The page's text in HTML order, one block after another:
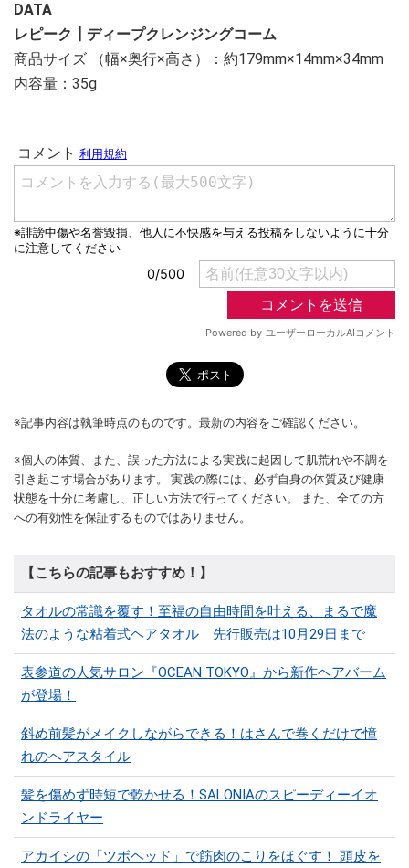
DATA
レピーク┃ディープクレンジングコーム
商品サイズ （幅×奥行×高さ）：約179mm×14mm×34mm
内容量：35g
※記事内容は執筆時点のものです。最新の内容をご確認ください。
※個人の体質、また、誤った方法による実践に起因して肌荒れや不調を
引き起こす場合があります。 実践の際には、必ず自身の体質及び健康
状態を十分に考慮し、正しい方法で行ってください。 また、全ての方
への有効性を保証するものではありません。
【こちらの記事もおすすめ！】
タオルの常識を覆す！至福の自由時間を叶える、まるで魔
法のような粘着式ヘアタオル 先行販売は10月29日まで
表参道の人気サロン『OCEAN TOKYO』から新作ヘアバーム
が登場！
斜め前髪がメイクしながらできる！はさんで巻くだけで憧
れのヘアスタイル
髪を傷めず時短で乾かせる！SALONIAのスピーディーイオ
ンドライヤー
アカイシの「ツボヘッド」で筋肉のこりをほぐす！ 頭皮を